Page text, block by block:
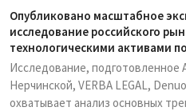
Опубликовано масштабное
исследование российского
технологическими активами
Исследование, подготовленное
Нерчинской, VERBA LEGAL,
охватывает анализ основных